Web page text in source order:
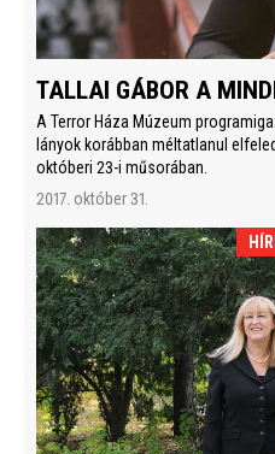
TALLAI GÁBOR A
A Terror Háza Múzeum
lányok korábban méltatlanul
októberi 23-i műsorában.
2017. október 31.